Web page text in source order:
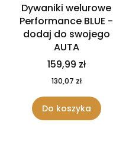
Dywaniki welurowe
Performance BLUE -
dodaj do swojego
AUTA
159,99 zł
130,07 zł
Do koszyka